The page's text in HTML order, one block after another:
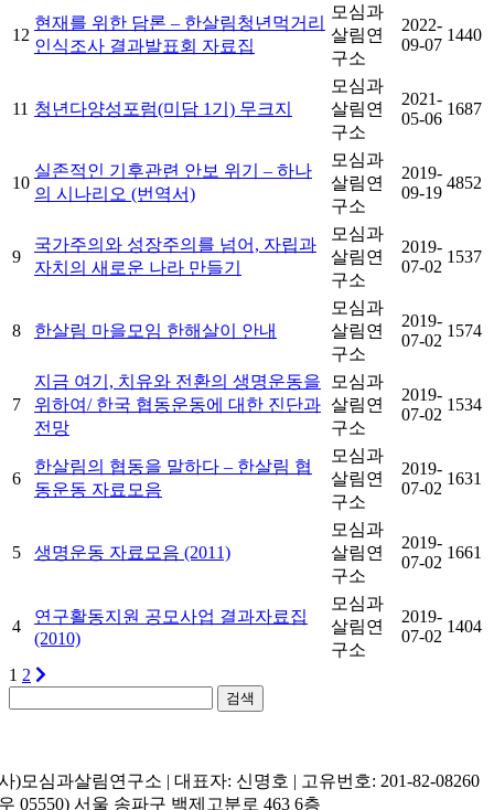
12
현재를 위한 담론 – 한살림청년먹거리
인식조사 결과발표회 자료집
모심과
살림연
구소
2022-
09-07
1440
11 청년다양성포럼(미담 1기) 무크지
모심과
살림연
구소
2021-
05-06
1687
10
실존적인 기후관련 안보 위기 – 하나
의 시나리오 (번역서)
모심과
살림연
구소
2019-
09-19
4852
9
국가주의와 성장주의를 넘어, 자립과
자치의 새로운 나라 만들기
모심과
살림연
구소
2019-
07-02
1537
8 한살림 마을모임 한해살이 안내
모심과
살림연
구소
2019-
07-02
1574
7
지금 여기, 치유와 전환의 생명운동을
위하여/ 한국 협동운동에 대한 진단과
전망
모심과
살림연
구소
2019-
07-02
1534
6
한살림의 협동을 말하다 – 한살림 협
동운동 자료모음
모심과
살림연
구소
2019-
07-02
1631
5 생명운동 자료모음 (2011)
모심과
살림연
구소
2019-
07-02
1661
4
연구활동지원 공모사업 결과자료집
(2010)
모심과
살림연
구소
2019-
07-02
1404
1 2
검색
)모심과살림연구소 | 대표자: 신명호 | 고유번호: 201-82-08260
05550) 서울 송파구 백제고분로 463 6층